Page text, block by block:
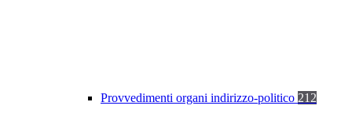
Provvedimenti organi indirizzo-politico 212